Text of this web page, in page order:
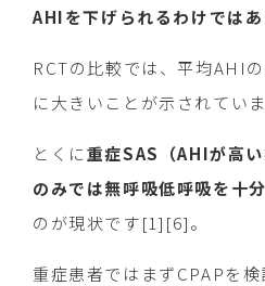
AHIを下げられるわけでは
RCTの比較では、平均AHI
に大きいことが示されてい
とくに重症SAS（AHIが高
のみでは無呼吸低呼吸を十
のが現状です[1][6]。
重症患者ではまずCPAPを